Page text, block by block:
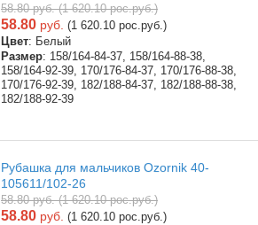
58.80 руб. (1 620.10 рос.руб.)
58.80 руб. (1 620.10 рос.руб.)
Цвет: Белый
Размер: 158/164-84-37, 158/164-88-38,
158/164-92-39, 170/176-84-37, 170/176-88-38,
170/176-92-39, 182/188-84-37, 182/188-88-38,
182/188-92-39
Рубашка для мальчиков Ozornik 40-
105611/102-26
58.80 руб. (1 620.10 рос.руб.)
58.80 руб. (1 620.10 рос.руб.)